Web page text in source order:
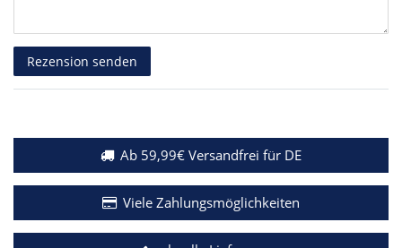
Rezensionstext
Rezension senden
Ab 59,99€ Versandfrei für DE
Viele Zahlungsmöglichkeiten